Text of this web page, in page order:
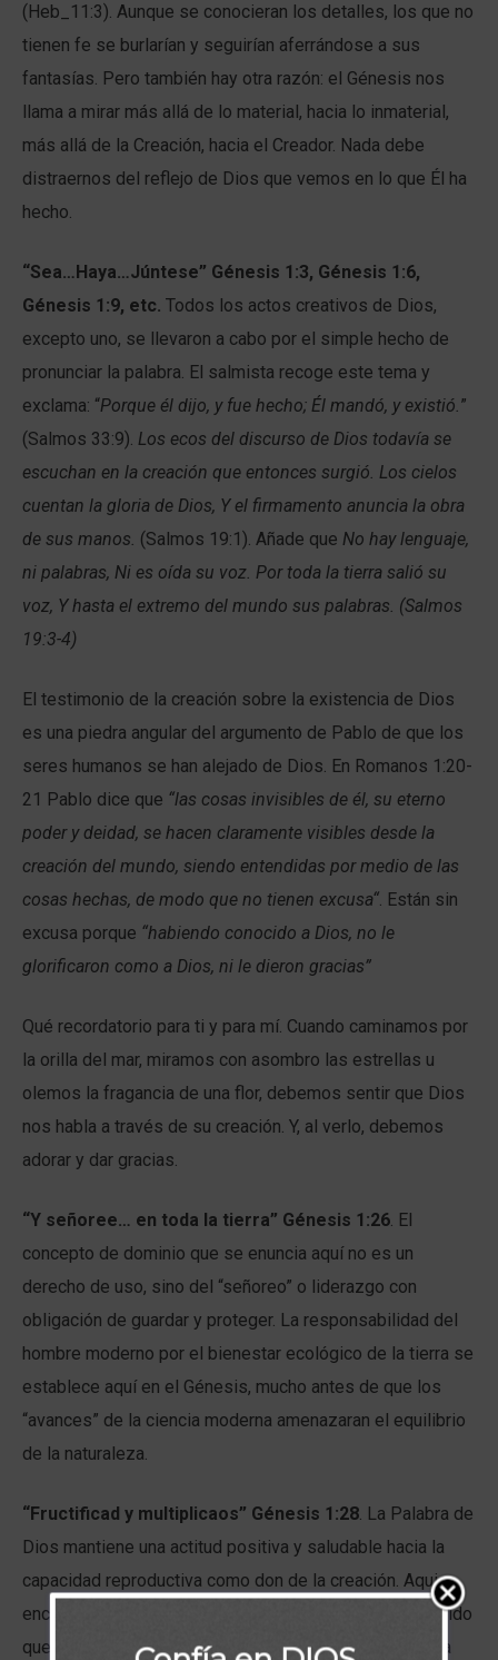
(Heb_11:3). Aunque se conocieran los detalles, los que no
tienen fe se burlarían y seguirían aferrándose a sus
fantasías. Pero también hay otra razón: el Génesis nos
llama a mirar más allá de lo material, hacia lo inmaterial,
más allá de la Creación, hacia el Creador. Nada debe
distraernos del reflejo de Dios que vemos en lo que Él ha
hecho.
“Sea…Haya…Júntese” Génesis 1:3, Génesis 1:6,
Génesis 1:9, etc. Todos los actos creativos de Dios,
excepto uno, se llevaron a cabo por el simple hecho de
pronunciar la palabra. El salmista recoge este tema y
exclama: “Porque él dijo, y fue hecho; Él mandó, y existió.”
(Salmos 33:9). Los ecos del discurso de Dios todavía se
escuchan en la creación que entonces surgió. Los cielos
cuentan la gloria de Dios, Y el firmamento anuncia la obra
de sus manos. (Salmos 19:1). Añade que No hay lenguaje,
ni palabras, Ni es oída su voz. Por toda la tierra salió su
voz, Y hasta el extremo del mundo sus palabras. (Salmos
19:3-4)
El testimonio de la creación sobre la existencia de Dios
es una piedra angular del argumento de Pablo de que los
seres humanos se han alejado de Dios. En Romanos 1:20-
21 Pablo dice que “las cosas invisibles de él, su eterno
poder y deidad, se hacen claramente visibles desde la
creación del mundo, siendo entendidas por medio de las
cosas hechas, de modo que no tienen excusa“. Están sin
excusa porque “habiendo conocido a Dios, no le
glorificaron como a Dios, ni le dieron gracias”
Qué recordatorio para ti y para mí. Cuando caminamos por
la orilla del mar, miramos con asombro las estrellas u
olemos la fragancia de una flor, debemos sentir que Dios
nos habla a través de su creación. Y, al verlo, debemos
adorar y dar gracias.
“Y señoree… en toda la tierra” Génesis 1:26. El
concepto de dominio que se enuncia aquí no es un
derecho de uso, sino del “señoreo” o liderazgo con
obligación de guardar y proteger. La responsabilidad del
hombre moderno por el bienestar ecológico de la tierra se
establece aquí en el Génesis, mucho antes de que los
“avances” de la ciencia moderna amenazaran el equilibrio
de la naturaleza.
“Fructificad y multiplicaos” Génesis 1:28. La Palabra de
Dios mantiene una actitud positiva y saludable hacia la
capacidad reproductiva como don de la creación. Aqui
encontramos pruebas de que El Señor siempre ha querido
que los seres humanos se multipliquen en la tierra para